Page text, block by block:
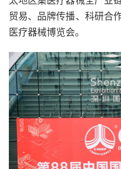
贸易、品牌传播、科研合
医疗器械博览会。